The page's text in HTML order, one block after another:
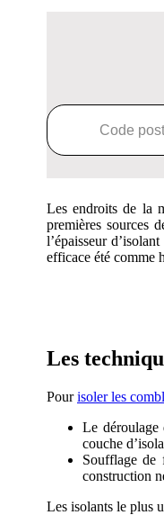
Les endroits de la
premières sources
l’épaisseur
efficace été comme
Les
Pourisoler les
Le déroulage
couche
Soufflage de
construction
Les isolants le plus